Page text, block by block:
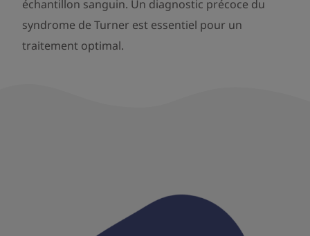
échantillon sanguin. Un diagnostic précoce du
syndrome de Turner est essentiel pour un
traitement optimal.